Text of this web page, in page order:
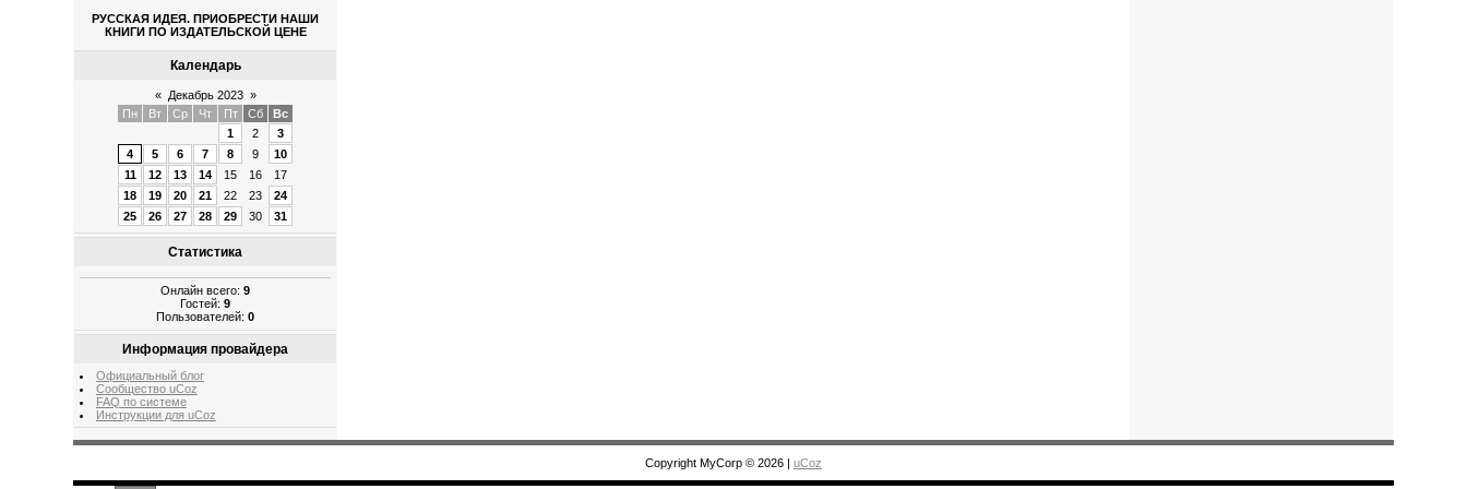
РУССКАЯ ИДЕЯ. ПРИОБРЕСТИ НАШИ
КНИГИ ПО ИЗДАТЕЛЬСКОЙ ЦЕНЕ
Календарь
« Декабрь 2023 »
Пн
Вт Ср Чт Пт Сб
Вс
1
2
3
4
5 6 7 8 9
10
11
12 13 14 15 16
17
18
19 20 21 22 23
24
25
26 27 28 29 30 31
Статистика
Онлайн всего:9
Гостей:9
Пользователей:0
Информация провайдера
Официальный блог
Сообщество uCoz
FAQ по системе
Инструкции для uCoz
Copyright MyCorp © 2026 uCoz